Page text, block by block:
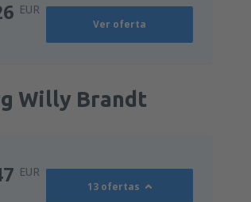
EUR
Ver oferta
Willy Brandt
EUR
13 ofertas